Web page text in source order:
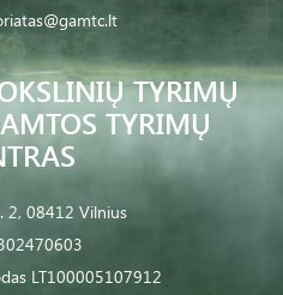
TYRIMŲ
TYRIMŲ
2, 08412 Vilnius
LT100005107912